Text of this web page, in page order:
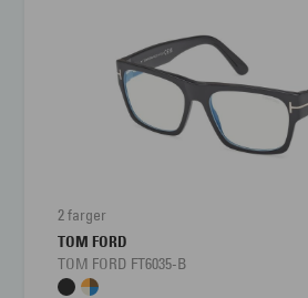
2 farger
TOM FORD
TOM FORD FT6035-B